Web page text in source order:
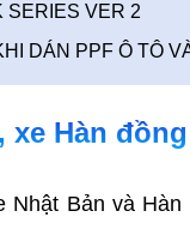
SERIES VER 2
DÁN PPF Ô TÔ
xe Hàn
Nhật Bản và